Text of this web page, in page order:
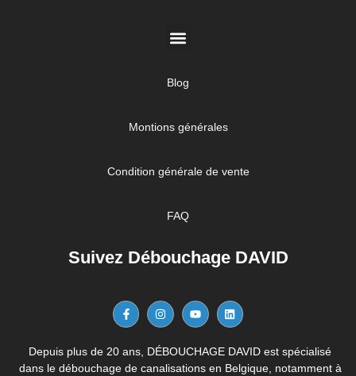
Blog
Montions générales
Condition générale de vente
FAQ
Suivez Débouchage DAVID
Depuis plus de 20 ans, DÉBOUCHAGE DAVID est spécialisé
dans le débouchage de canalisations en Belgique, notamment à